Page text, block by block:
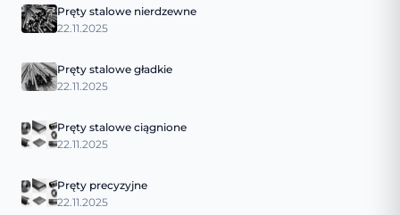
Pręty stalowe nierdzewne
22.11.2025
Pręty stalowe gładkie
22.11.2025
Pręty stalowe ciągnione
22.11.2025
Pręty precyzyjne
22.11.2025